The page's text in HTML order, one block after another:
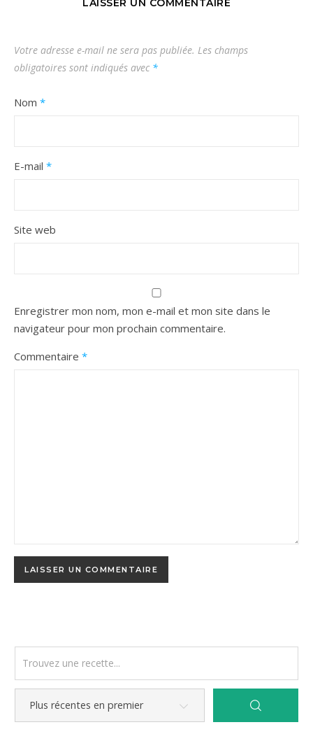
LAISSER UN COMMENTAIRE
Votre adresse e-mail ne sera pas publiée. Les champs
obligatoires sont indiqués avec *
Nom *
E-mail *
Site web
Enregistrer mon nom, mon e-mail et mon site dans le
navigateur pour mon prochain commentaire.
Commentaire *